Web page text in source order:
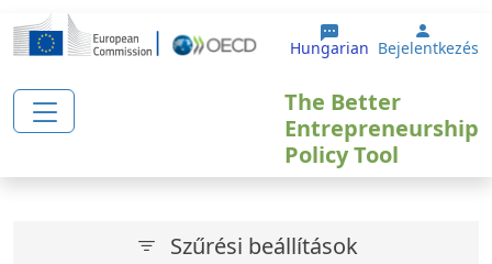
Ugrás a tartalomra
Hungarian User
Bejelentkezés
The Better
Entrepreneurship
Policy Tool
Szűrési beállítások